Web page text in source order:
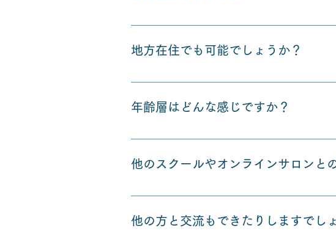
みなさんご職業は様々で、学生さんやすでに
地方在住でも可能でしょうか？
はい、地方在住の方でもできる副業はいっぱ
年齢層はどんな感じですか？
18歳〜50歳くらいまで、年齢関係なく幅広い
他のスクールやオンラインサロンと
やはり一番は、数多くのジャンル・種類の副
よく詐欺に遭ってしまったり、横暴な値段で
他の方と交流もできたりしますでし